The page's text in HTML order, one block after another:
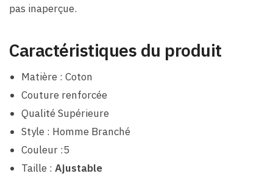
pas inaperçue.
Caractéristiques du produit
Matière : Coton
Couture renforcée
Qualité Supérieure
Style : Homme Branché
Couleur :5
Taille : Ajustable